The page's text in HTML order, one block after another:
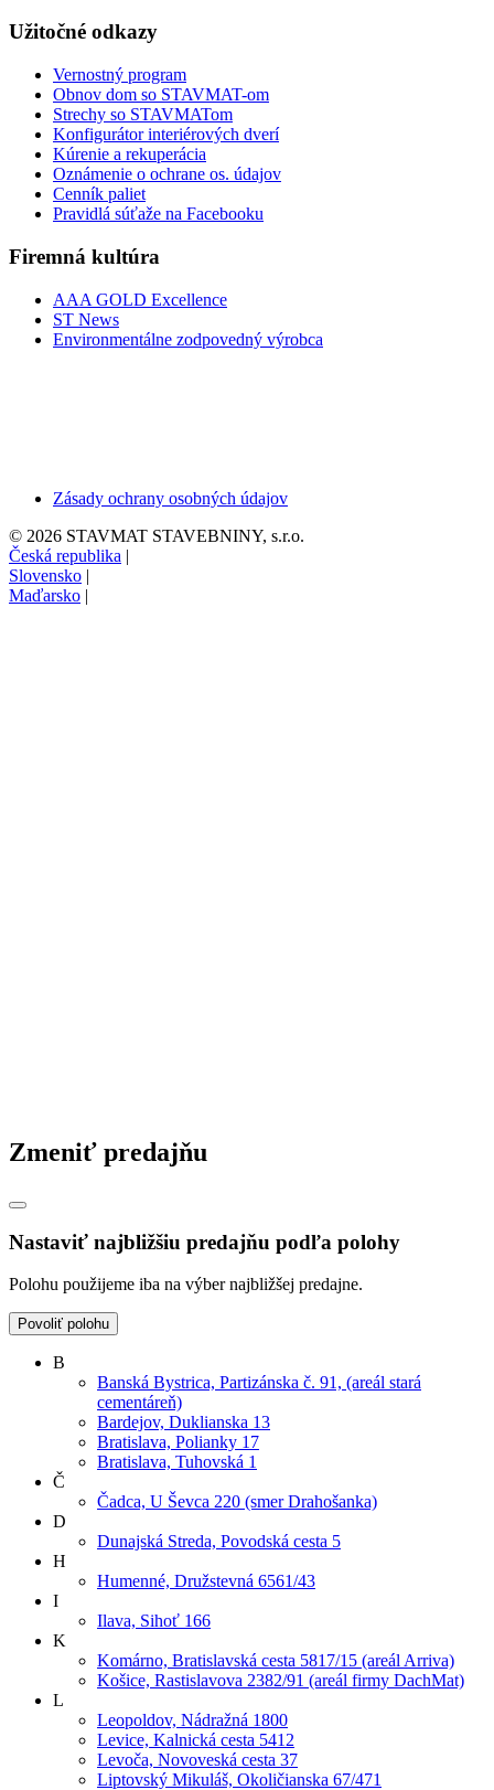
Užitočné odkazy
Vernostný program
Obnov dom so STAVMAT-om
Strechy so STAVMATom
Konfigurátor interiérových dverí
Kúrenie a rekuperácia
Oznámenie o ochrane os. údajov
Cenník paliet
Pravidlá súťaže na Facebooku
Firemná kultúra
AAA GOLD Excellence
ST News
Environmentálne zodpovedný výrobca
Zásady ochrany osobných údajov
© 2026 STAVMAT STAVEBNINY, s.r.o.
Česká republika |
Slovensko |
Maďarsko |
Zmeniť predajňu
Nastaviť najbližšiu predajňu podľa polohy
Polohu použijeme iba na výber najbližšej predajne.
Povoliť polohu
B
Banská Bystrica, Partizánska č. 91, (areál stará
cementáreň)
Bardejov, Duklianska 13
Bratislava, Polianky 17
Bratislava, Tuhovská 1
Č
Čadca, U Ševca 220 (smer Drahošanka)
D
Dunajská Streda, Povodská cesta 5
H
Humenné, Družstevná 6561/43
I
Ilava, Sihoť 166
K
Komárno, Bratislavská cesta 5817/15 (areál Arriva)
Košice, Rastislavova 2382/91 (areál firmy DachMat)
L
Leopoldov, Nádražná 1800
Levice, Kalnická cesta 5412
Levoča, Novoveská cesta 37
Liptovský Mikuláš, Okoličianska 67/471